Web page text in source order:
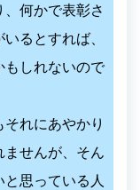
何かで表彰さ
るとすれば、
もしれないので
れにあやかり
ませんが、そん
思っている人